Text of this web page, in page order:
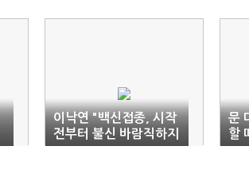
이낙연 "백신접종, 시작
전부터 불신 바람직하지
않아"
문
할
대